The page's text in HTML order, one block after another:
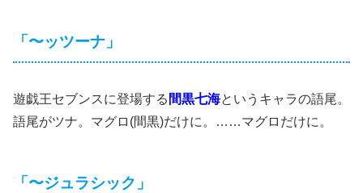
「〜ッツーナ」
遊戯王セブンスに登場する 間黒七海というキャラの語尾。
語尾がツナ。マグロ(間黒)だけに。……マグロだけに。
「〜ジュラシック」